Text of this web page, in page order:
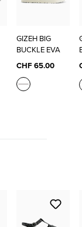
GIZEH BIG
BUCKLE EVA
CHF 65.00